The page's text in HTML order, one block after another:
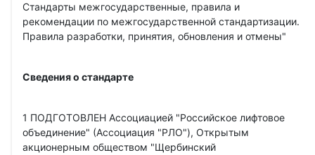
Стандарты межгосударственные, правила и
рекомендации по межгосударственной стандартизации.
Правила разработки, принятия, обновления и отмены"
Сведения о стандарте
1 ПОДГОТОВЛЕН Ассоциацией "Российское лифтовое
объединение" (Ассоциация "РЛО"), Открытым
акционерным обществом "Щербинский